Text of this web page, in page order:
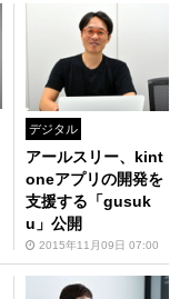
デジタル
アールスリー、kint
oneアプリの開発を
支援する「gusuk
u」公開
2015年11月09日 07:00